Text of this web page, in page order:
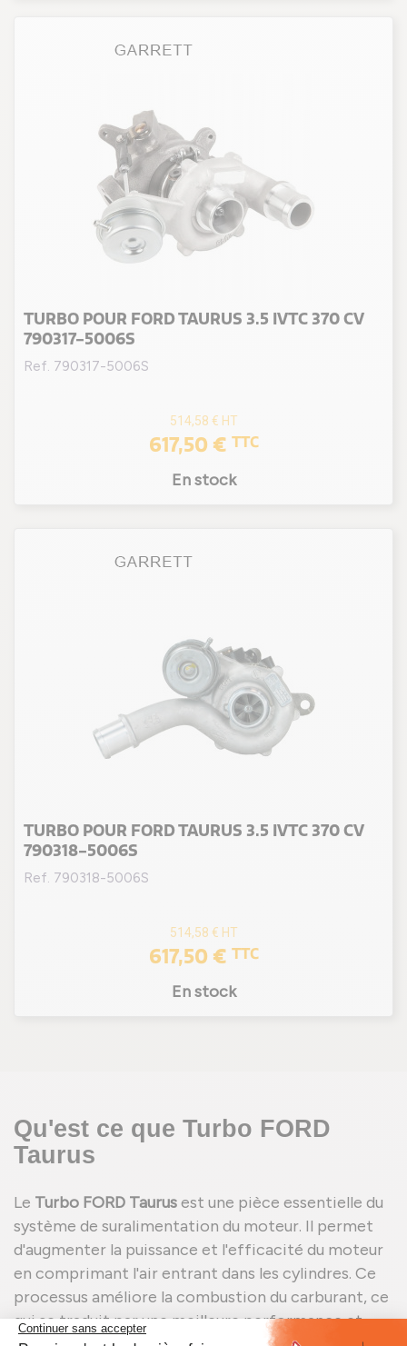
TURBO POUR FORD TAURUS 3.5 IVTC 370 CV
790317-5006S
Ref. 790317-5006S
514,58 € HT
617,50 € TTC
En stock
TURBO POUR FORD TAURUS 3.5 IVTC 370 CV
790318-5006S
Ref. 790318-5006S
514,58 € HT
617,50 € TTC
En stock
Qu'est ce que Turbo FORD
Taurus
Le Turbo FORD Taurusest une pièce essentielle du
système de suralimentation du moteur. Il permet
d'augmenter la puissance et l'efficacité du moteur
en comprimant l'air entrant dans les cylindres. Ce
processus améliore la combustion du carburant, ce
qui se traduit par une meilleure performance et